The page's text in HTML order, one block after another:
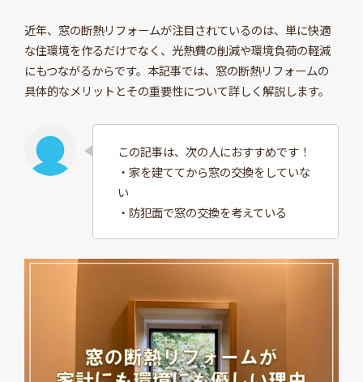
近年、窓の断熱リフォームが注目されているのは、単に快適
な住環境を作るだけでなく、光熱費の削減や環境負荷の軽減
にもつながるからです。本記事では、窓の断熱リフォームの
具体的なメリットとその重要性について詳しく解説します。
この記事は、次の人におすすめです！
・家を建ててから窓の交換をしていな
い
・防犯面で窓の交換を考えている